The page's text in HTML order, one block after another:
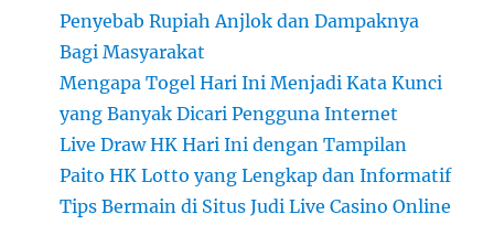
Penyebab Rupiah Anjlok dan Dampaknya
Bagi Masyarakat
Mengapa Togel Hari Ini Menjadi Kata Kunci
yang Banyak Dicari Pengguna Internet
Live Draw HK Hari Ini dengan Tampilan
Paito HK Lotto yang Lengkap dan Informatif
Tips Bermain di Situs Judi Live Casino Online